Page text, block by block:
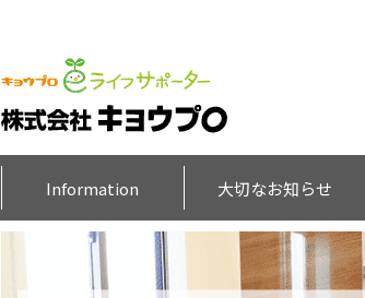
Information 大切なお知らせ